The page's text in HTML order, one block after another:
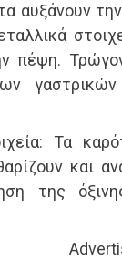
αυξάνουν
πέψη.
Τα
και
της